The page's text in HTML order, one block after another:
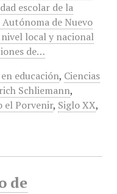
escolar de la
de Nuevo
local y nacional
de…
educación, Ciencias
Schliemann,
el Porvenir, Siglo XX,
de